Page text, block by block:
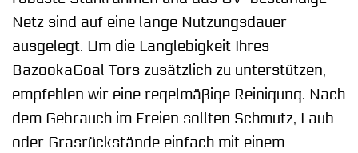
Netz sind auf eine lange Nutzungsdauer
ausgelegt. Um die Langlebigkeit Ihres
BazookaGoal Tors zusätzlich zu unterstützen,
empfehlen wir eine regelmäßige Reinigung. Nach
dem Gebrauch im Freien sollten Schmutz, Laub
oder Grasrückstände einfach mit einem